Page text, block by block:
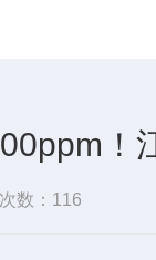
！
数：116